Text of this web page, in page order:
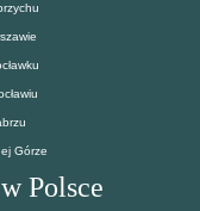
Górze
Polsce